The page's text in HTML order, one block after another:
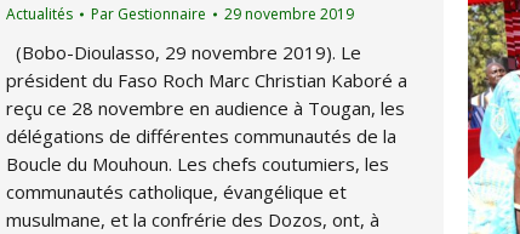
Actualités Par Gestionnaire 29 novembre 2019
(Bobo-Dioulasso, 29 novembre 2019). Le
président du Faso Roch Marc Christian Kaboré a
reçu ce 28 novembre en audience à Tougan, les
délégations de différentes communautés de la
Boucle du Mouhoun. Les chefs coutumiers, les
communautés catholique, évangélique et
musulmane, et la confrérie des Dozos, ont, à